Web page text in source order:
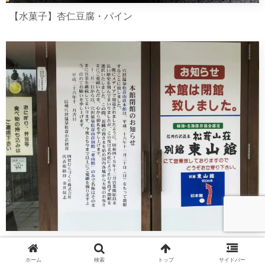
【水菓子】杏仁豆腐・パイン
本館は閉館。
ホーム 検索 トップ サイドバー